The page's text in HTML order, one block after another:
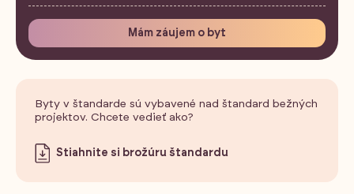
Mám záujem o byt
Byty v štandarde sú vybavené nad štandard bežných
projektov. Chcete vedieť ako?
Stiahnite si brožúru štandardu